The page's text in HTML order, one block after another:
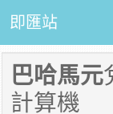
即匯站
巴哈馬元
計算機